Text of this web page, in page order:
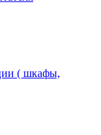
( шкафы,